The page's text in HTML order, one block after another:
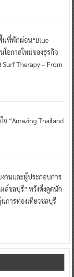
นที่พักผ่อน“Blue
โอกาสใหม่ของธุรกิจ
Surf Therapy – From
จ “Amazing Thailand
านและผู้ประกอบการ
ล์ชลบุรี” หวังดึงดูดนัก
การท่องเที่ยวชลบุรี